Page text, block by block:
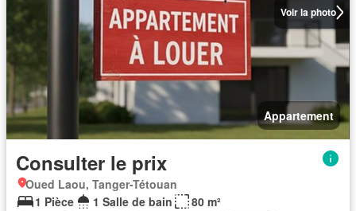
Voir la photo
Appartement
Consulter le prix
Oued Laou, Tanger-Tétouan
1 Pièce
1 Salle de bain
80 m²